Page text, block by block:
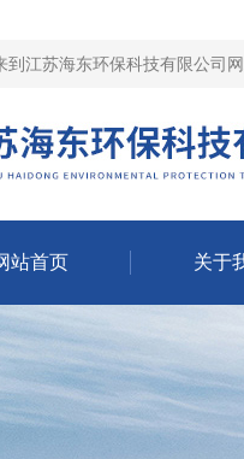
到江苏海东环保科技有限公司网
站首页 关于